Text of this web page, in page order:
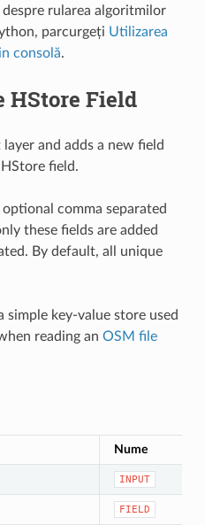
rularea algoritmilor
parcurgeți Utilizarea
consolă.
HStore Field
and adds a new field
field.
comma separated
these fields are added
By default, all unique
simple key-value store used
reading an OSM file
Nume
INPUT
FIELD